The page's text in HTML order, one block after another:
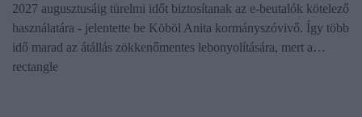
2027 augusztusáig türelmi időt biztosítanak az e-beutalók kötelező
használatára - jelentette be Köböl Anita kormányszóvivő. Így több
idő marad az átállás zökkenőmentes lebonyolítására, mert a…
rectangle